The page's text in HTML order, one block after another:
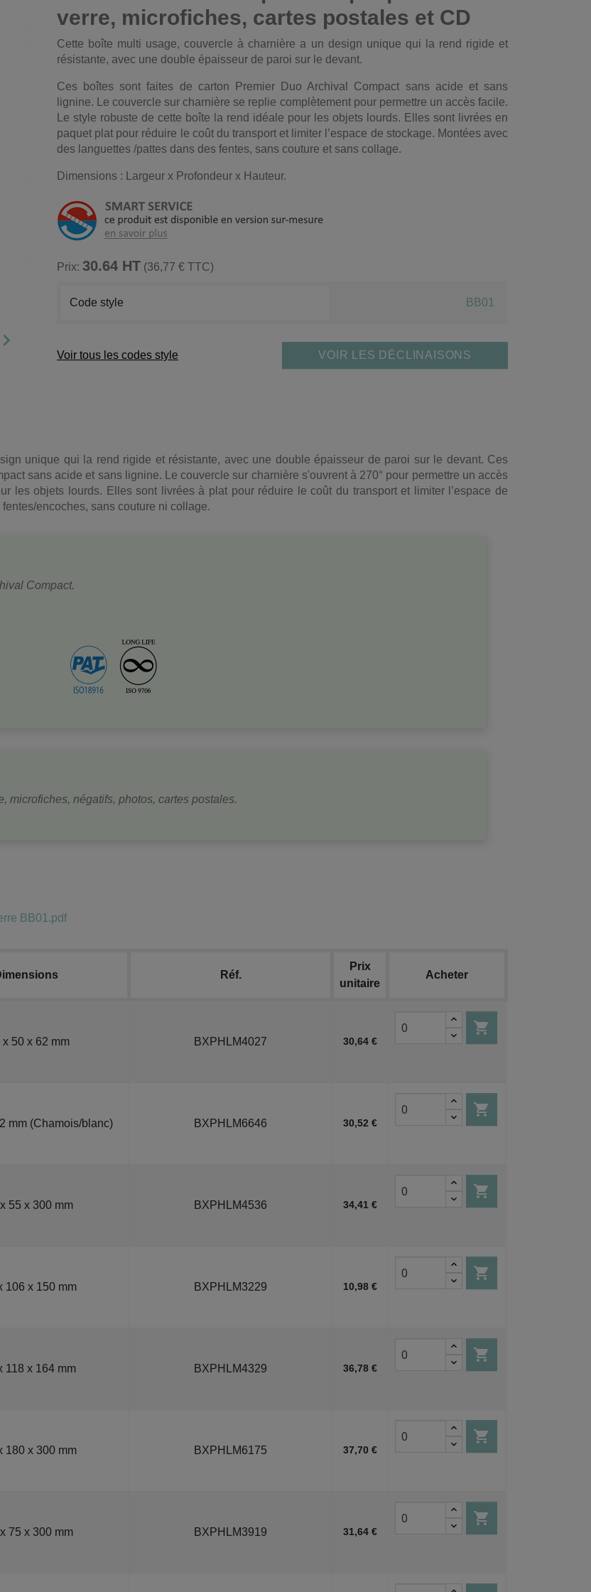

verre, microfiches, cartes postales et CD
Cette boîte multi usage, couvercle à charnière a un design unique qui la rend rigide et
résistante, avec une double épaisseur de paroi sur le devant.
Ces boîtes sont faites de carton Premier Duo Archival Compact sans acide et sans
lignine. Le couvercle sur charnière se replie complètement pour permettre un accès facile.
Le style robuste de cette boîte la rend idéale pour les objets lourds. Elles sont livrées en
paquet plat pour réduire le coût du transport et limiter l’espace de stockage. Montées avec
des languettes /pattes dans des fentes, sans couture et sans collage.
Dimensions : Largeur x Profondeur x Hauteur.
Prix: 30.64 HT (36,77 € TTC)
Code style BB01
Voir tous les codes style VOIR LES DÉCLINAISONS
unique qui la rend rigide et résistante, avec une double épaisseur de paroi sur le devant. Ces
sans acide et sans lignine. Le couvercle sur charnière s'ouvrent à 270° pour permettre un accès
les objets lourds. Elles sont livrées à plat pour réduire le coût du transport et limiter l’espace de
encoches, sans couture ni collage.
Compact.
microfiches, négatifs, photos, cartes postales.
BB01.pdf
Réf.
Prix
unitaire
Acheter
x 50 x 62 mm BXPHLM4027 30,64 €

mm (Chamois/blanc) BXPHLM6646 30,52 €

55 x 300 mm BXPHLM4536 34,41 €

106 x 150 mm BXPHLM3229 10,98 €

118 x 164 mm BXPHLM4329 36,78 €

180 x 300 mm BXPHLM6175 37,70 €

75 x 300 mm BXPHLM3919 31,64 €
